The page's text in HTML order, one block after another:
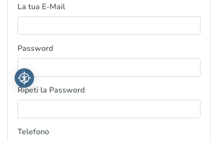
La tua E-Mail
Password
Ripeti la Password
Telefono